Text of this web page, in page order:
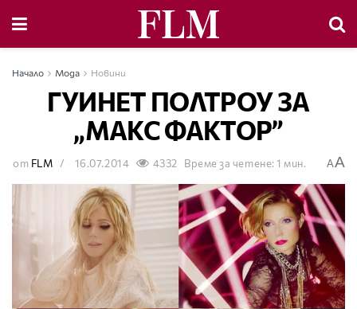
Начало Мода Новини
ГУИНЕТ ПОЛТРОУ ЗА
„МАКС ФАКТОР”
от FLM 16.07.2014 4332 Време за четене: 1 мин. AA